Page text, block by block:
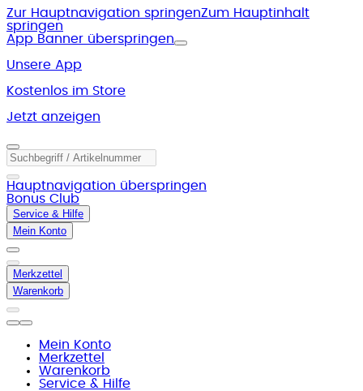
Zur Hauptnavigation springenZum Hauptinhalt
springen
App Banner überspringen
Unsere App
Kostenlos im Store
Jetzt anzeigen
Hauptnavigation überspringen
Bonus Club
Service & Hilfe
Mein Konto
Merkzettel
Warenkorb
Mein Konto
Merkzettel
Warenkorb
Service & Hilfe